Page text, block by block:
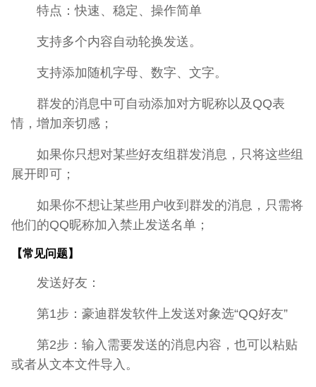
特点：快速、稳定、操作简单
支持多个内容自动轮换发送。
支持添加随机字母、数字、文字。
群发的消息中可自动添加对方昵称以及QQ表
情，增加亲切感；
如果你只想对某些好友组群发消息，只将这些组
展开即可；
如果你不想让某些用户收到群发的消息，只需将
他们的QQ昵称加入禁止发送名单；
【常见问题】
发送好友：
第1步：豪迪群发软件上发送对象选“QQ好友”
第2步：输入需要发送的消息内容，也可以粘贴
或者从文本文件导入。